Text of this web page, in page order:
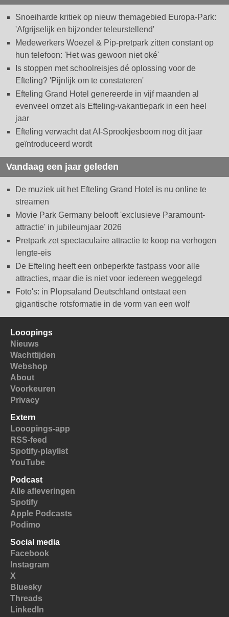
Snoeiharde kritiek op nieuw themagebied Europa-Park:
'Afgrijselijk en bijzonder teleurstellend'
Medewerkers Woezel & Pip-pretpark zitten constant op
hun telefoon: 'Het was gewoon niet oké'
Is stoppen met schoolreisjes dé oplossing voor de
Efteling? 'Pijnlijk om te constateren'
Efteling Grand Hotel genereerde in vijf maanden al
evenveel omzet als Efteling-vakantiepark in een heel
jaar
Efteling verwacht dat AI-Sprookjesboom nog dit jaar
geïntroduceerd wordt
Vandaag een jaar geleden
De muziek uit het Efteling Grand Hotel is nu online te
streamen
Movie Park Germany belooft 'exclusieve Paramount-
attractie' in jubileumjaar 2026
Pretpark zet spectaculaire attractie te koop na verhogen
lengte-eis
De Efteling heeft een onbeperkte fastpass voor alle
attracties, maar die is niet voor iedereen weggelegd
Foto's: in Plopsaland Deutschland ontstaat een
gigantische rotsformatie in de vorm van een wolf
Looopings
Nieuws
Wachttijden
Webshop
About
Voorkeuren
Privacy
Extern
Looopings-app
RSS-feed
Spotify-playlist
YouTube
Podcast
Alle afleveringen
Spotify
Apple Podcasts
Podimo
Social media
Facebook
Instagram
X
Bluesky
Threads
LinkedIn